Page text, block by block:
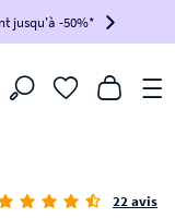
!
jusqu'à -50%*
Filtrer
22 avis